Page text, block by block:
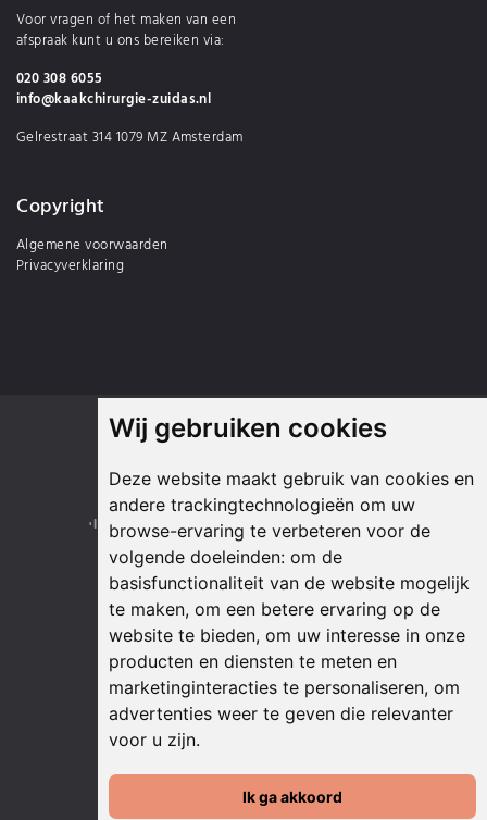
Wij gebruiken cookies
Deze website maakt gebruik van cookies en
andere trackingtechnologieën om uw
browse-ervaring te verbeteren voor de
volgende doeleinden: om de
basisfunctionaliteit van de website mogelijk
te maken, om een betere ervaring op de
website te bieden, om uw interesse in onze
producten en diensten te meten en
marketinginteracties te personaliseren, om
advertenties weer te geven die relevanter
voor u zijn.
Ik ga akkoord
Voor vragen of het maken van een
afspraak kunt u ons bereiken via:
020 308 6055
info@kaakchirurgie-zuidas.nl
Gelrestraat 314 1079 MZ Amsterdam
Copyright
Algemene voorwaarden
Privacyverklaring
Onze partners